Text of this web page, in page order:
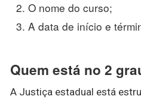
O nome do curso;
A data de início e
Quem está no 2
A Justiça estadual está